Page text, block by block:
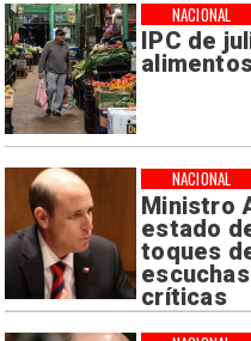
IPC de
NACIONAL
Ministro
estado
toques
críticas
NACIONAL